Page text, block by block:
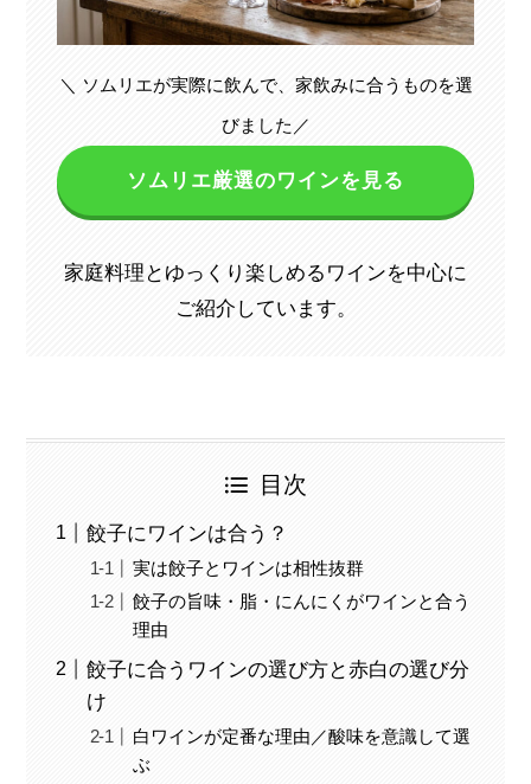
＼ ソムリエが実際に飲んで、家飲みに合うものを選
びました／
ソムリエ厳選のワインを見る
家庭料理とゆっくり楽しめるワインを中心に
ご紹介しています。
目次
餃子にワインは合う？
実は餃子とワインは相性抜群
餃子の旨味・脂・にんにくがワインと合う
理由
餃子に合うワインの選び方と赤白の選び分
け
白ワインが定番な理由／酸味を意識して選
ぶ